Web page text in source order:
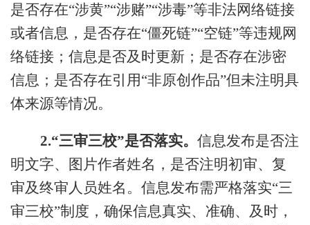
是否存在“涉黄”“涉赌”“涉毒”等非法网络链接
或者信息，是否存在“僵死链”“空链”等违规网
络链接；信息是否及时更新；是否存在涉密
信息；是否存在引用“非原创作品”但未注明具
体来源等情况。
2.“三审三校”是否落实。 信息发布是否注
明文字、图片作者姓名，是否注明初审、复
审及终审人员姓名。信息发布需严格落实“三
审三校”制度，确保信息真实、准确、及时，